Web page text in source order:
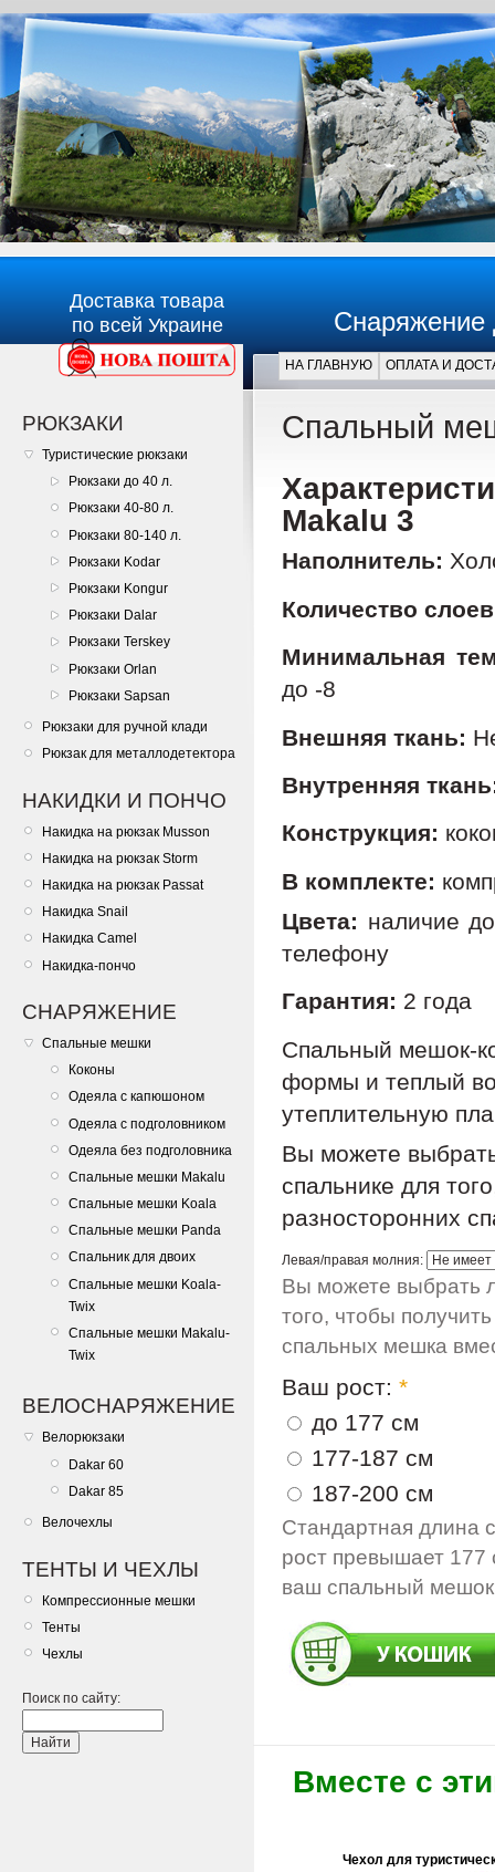
Доставка товара
по всей Украине
Снаряжение
НА ГЛАВНУЮ ОПЛАТА И
РЮКЗАКИ
Туристические рюкзаки
Рюкзаки до 40 л.
Рюкзаки 40-80 л.
Рюкзаки 80-140 л.
Рюкзаки Kodar
Рюкзаки Kongur
Рюкзаки Dalar
Рюкзаки Terskey
Рюкзаки Orlan
Рюкзаки Sapsan
Рюкзаки для ручной клади
Рюкзак для металлодетектора
НАКИДКИ И ПОНЧО
Накидка на рюкзак Musson
Накидка на рюкзак Storm
Накидка на рюкзак Passat
Накидка Snail
Накидка Camel
Накидка-пончо
СНАРЯЖЕНИЕ
Спальные мешки
Коконы
Одеяла с капюшоном
Одеяла с подголовником
Одеяла без подголовника
Спальные мешки Makalu
Спальные мешки Koala
Спальные мешки Panda
Спальник для двоих
Спальные мешки Koala-
Twix
Спальные мешки Makalu-
Twix
ВЕЛОСНАРЯЖЕНИЕ
Велорюкзаки
Dakar 60
Dakar 85
Велочехлы
ТЕНТЫ И ЧЕХЛЫ
Компрессионные мешки
Тенты
Чехлы
Поиск по сайту:
Главная
Спальный
Makalu​ 3
Наполнитель:
Количество
Минимальная
до -8
Внешняя ткань:
Внутренняя
Конструкция:
В комплекте:
Цвета: наличие
телефону
Гарантия: 2 года
Спальный мешок-
формы и теплый
утеплительную
Вы можете
спальнике для
разносторонних
Левая/правая молния:
Вы можете выбрать
того, чтобы
спальных мешка
Ваш рост: *
до 177 см
177-187 см
187-200 см
Стандартная длина
рост превышает 177
ваш спальный мешок
Вместе с
Чехол для